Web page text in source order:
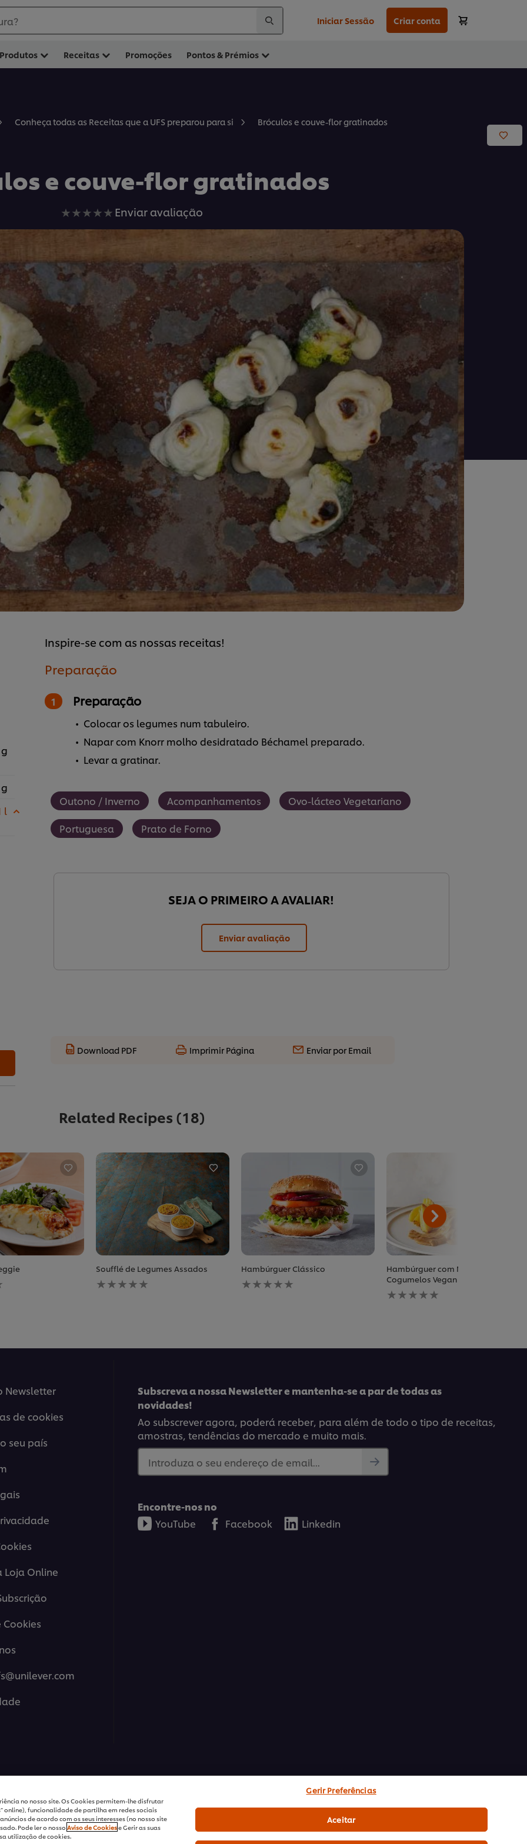
Iniciar Sessão Criar conta
Produtos Receitas Promoções Pontos & Prémios
Conheça todas as Receitas que a UFS preparou para si Bróculos e couve-flor gratinados
e couve-flor gratinados
Nenhuma
avaliação
para
este
recipe
Enviar avaliação
l
Inspire-se com as nossas receitas!
Preparação
Preparação
Colocar os legumes num tabuleiro.
Napar com Knorr molho desidratado Béchamel preparado.
Levar a gratinar.
Outono / Inverno Acompanhamentos Ovo-lácteo Vegetariano
Portuguesa Prato de Forno
SEJA O PRIMEIRO A AVALIAR!
Enviar avaliação
Download PDF Imprimir Página Enviar por Email
Related Recipes (18)
Soufflé de Legumes Assados
Nenhuma
avaliação
Hambúrguer Clássico
Nenhuma
avaliação
Hambúrguer com Molho de
Cogumelos Vegan
Nenhuma
avaliação
Newsletter
de cookies
seu país
Loja Online
Cookies
Subscreva a nossa Newsletter e mantenha-se a par de todas as
novidades!
Ao subscrever agora, poderá receber, para além de todo o tipo de receitas,
amostras, tendências do mercado e muito mais.
Introduza o seu endereço de email...
Encontre-nos no
YouTube
Facebook Linkedin
no nosso site. Os Cookies permitem-lhe disfrutar
online), funcionalidade de partilha em redes sociais
de acordo com os seus interesses (no nosso site
Pode ler o nosso Aviso de Cookiese Gerir as suas
utilização de cookies.
Gerir Preferências
Aceitar